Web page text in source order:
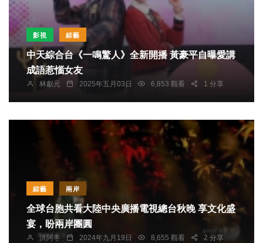
影視 綜藝
中天綜合台《一鳴驚人》全新開播 黃豪平自曝愛講
成語惹惱女友
林獻元 2025年五月03日 6,853 觀看 1 分享
綜藝 兩岸
全球台胞共看大陸中央廣播電視總台秋晚 享文化盛
宴，盼兩岸團圓
洪阿冬 2024年九月19日 8,655 觀看 2 分享